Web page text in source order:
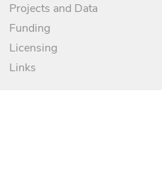
Projects and Data
Funding
Licensing
Links